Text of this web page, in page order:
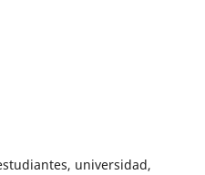
universidad,